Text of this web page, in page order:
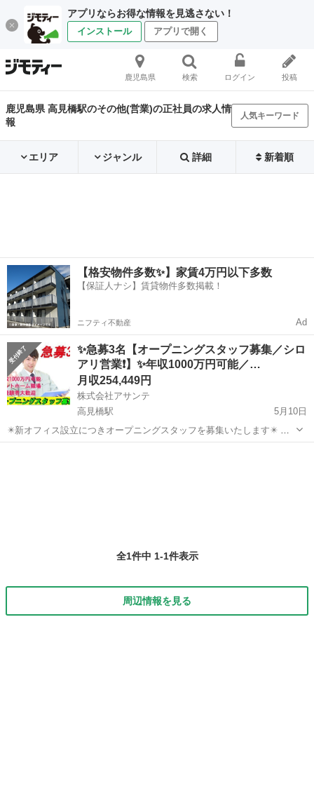
アプリならお得な情報を見逃さない！
インストール アプリで開く
鹿児島県 検索 ログイン 投稿
鹿児島県 高見橋駅のその他(営業)の正社員の求人情
報
人気キーワード
エリア ジャンル 詳細 新着順
【格安物件多数✨】家賃4万円以下多数
【保証人ナシ】賃貸物件多数掲載！
ニフティ不動産 Ad
✨急募3名【オープニングスタッフ募集／シロ
アリ営業❗】✨年収1000万円可能／…
月収254,449円
株式会社アサンテ
高見橋駅
5月10日
✴️新オフィス設立につきオープニングスタッフを募集いたします✴️ ✨
急募3名の募集になります‼️✨ 【仕事内容】 1．個人宅を中心に訪問し
全1件中 1-1件表示
周辺情報を見る